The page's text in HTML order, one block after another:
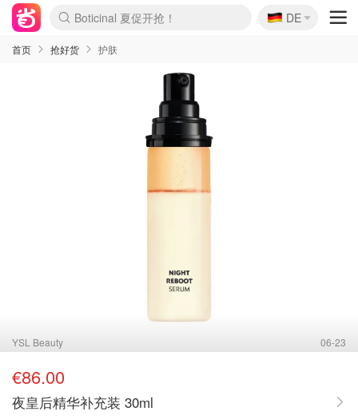
Boticinal 夏促开抢！
4折！lulu周四疯狂上新
还没结束！&OtherStories大促
Joybuy变相75折 随时失效
速领！Stanley独家85折
疑似霸哥！Camper额外叠85折
Zalando 奥莱闪促！每日更新
Moncler反季囤！5折起+叠9折
Coach Brooklyn仅€192
🇩🇪
DE
首页 抢好货 护肤
YSL Beauty 06-23
€86.00
夜皇后精华补充装 30ml